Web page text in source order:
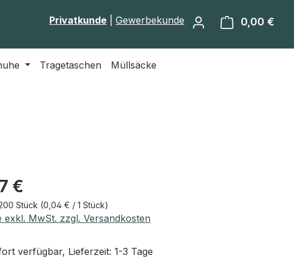
Privatkunde Gewerbekunde 0,00 €
Tragetaschen Müllsäcke
Preis:
€
Stück (0,04 € / 1 Stück)
exkl. MwSt. zzgl. Versandkosten
verfügbar, Lieferzeit: 1-3 Tage